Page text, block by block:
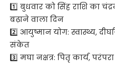
1️⃣ बुधवार को सिंह राशि का
बढ़ाने वाला दिन
2️⃣ आयुष्मान योग: स्वास्थ्य,
संकेत
3️⃣ मघा नक्षत्र: पितृ कार्य,